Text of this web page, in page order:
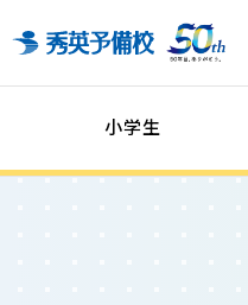
小学生